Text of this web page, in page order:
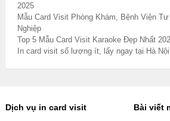
2025
Mẫu Card Visit Phòng Khám, Bệnh Viện
Nghiệp
Top 5 Mẫu Card Visit Karaoke Đẹp Nhất
In card visit số lượng ít, lấy ngay tại Hà Nội
Dịch vụ in card visit Bài viết